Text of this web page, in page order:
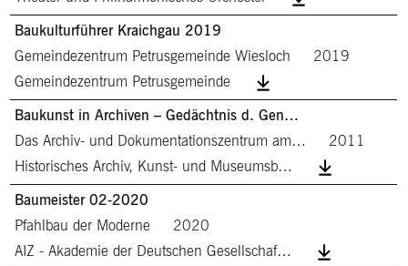
Baukulturführer Kraichgau 2019
Gemeindezentrum Petrusgemeinde Wiesloch
2019
Gemeindezentrum Petrusgemeinde
Baukunst in Archiven – Gedächtnis d. Gen…
Das Archiv- und Dokumentationszentrum am…
2011
Historisches Archiv, Kunst- und Museumsb…
Baumeister 02-2020
Pfahlbau der Moderne
2020
AIZ - Akademie der Deutschen Gesellschaf…